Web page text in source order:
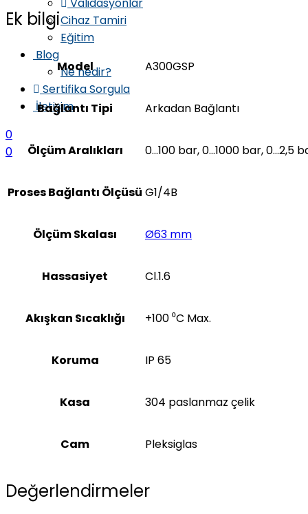
Cihaz Tamiri
Eğitim
Blog
Ne nedir?
Sertifika Sorgula
İletişim
0
0
Ek bilgi
Model A300GSP
Bağlantı Tipi Arkadan Bağlantı
Ölçüm Aralıkları 0…100 bar, 0…1000 bar, 0…2,5
Proses Bağlantı Ölçüsü G1/4B
Ölçüm Skalası Ø63 mm
Hassasiyet Cl.1.6
Akışkan Sıcaklığı +100 ⁰C Max.
Koruma IP 65
Kasa 304 paslanmaz çelik
Cam Pleksiglas
Değerlendirmeler